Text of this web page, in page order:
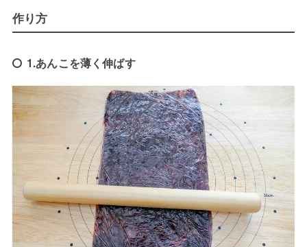
作り方
1.あんこを薄く伸ばす